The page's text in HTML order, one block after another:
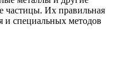
частицы. Их правильная
и специальных методов